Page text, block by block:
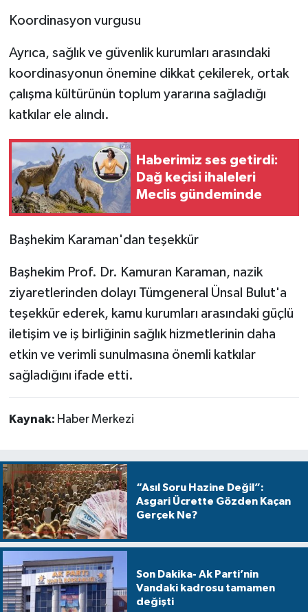
Koordinasyon vurgusu
Ayrıca, sağlık ve güvenlik kurumları arasındaki
koordinasyonun önemine dikkat çekilerek, ortak
çalışma kültürünün toplum yararına sağladığı
katkılar ele alındı.
Haberimiz ses getirdi:
Dağ keçisi ihaleleri
Meclis gündeminde
Başhekim Karaman'dan teşekkür
Başhekim Prof. Dr. Kamuran Karaman, nazik
ziyaretlerinden dolayı Tümgeneral Ünsal Bulut'a
teşekkür ederek, kamu kurumları arasındaki güçlü
iletişim ve iş birliğinin sağlık hizmetlerinin daha
etkin ve verimli sunulmasına önemli katkılar
sağladığını ifade etti.
Kaynak: Haber Merkezi
“Asıl Soru Hazine Değil”:
Asgari Ücrette Gözden Kaçan
Gerçek Ne?
Son Dakika- Ak Parti’nin
Vandaki kadrosu tamamen
değişti